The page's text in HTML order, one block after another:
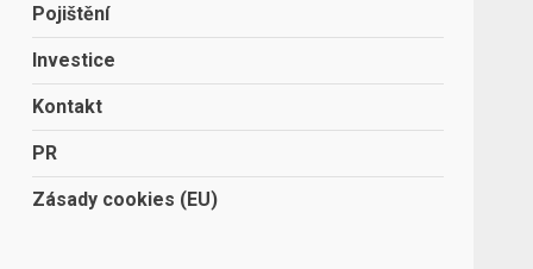
Pojištění
Investice
Kontakt
PR
Zásady cookies (EU)